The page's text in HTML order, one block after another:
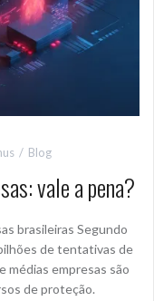
Blog
vale a pena?
brasileiras Segundo
de tentativas de
médias empresas são
de proteção.